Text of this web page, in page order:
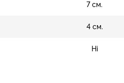
7 см.
4 см.
Ні